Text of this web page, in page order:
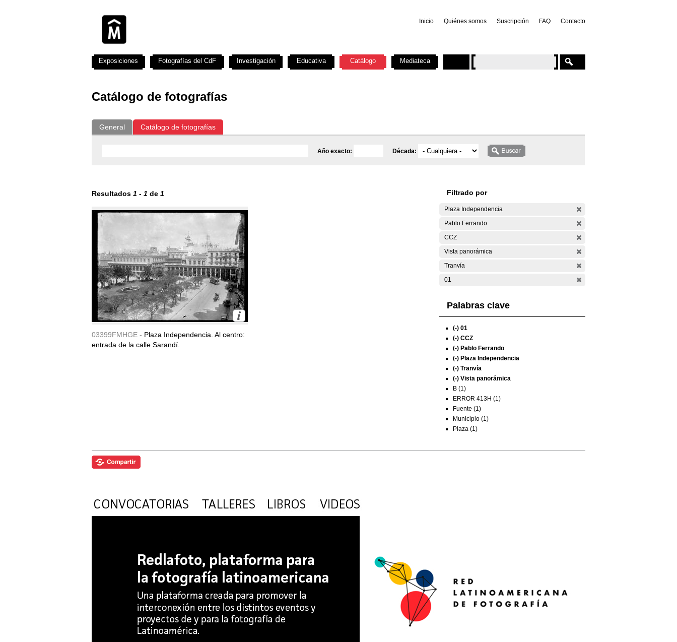
Inicio Quiénes somos Suscripción FAQ Contacto
Catálogo de fotografías
General Catálogo de fotografías
Año exacto: Década:
Resultados 1 - 1 de 1
03399FMHGE - Plaza Independencia. Al centro:
entrada de la calle Sarandí.
Filtrado por
Plaza Independencia
Pablo Ferrando
CCZ
Vista panorámica
Tranvía
01
Palabras clave
(-) 01
(-) CCZ
(-) Pablo Ferrando
(-) Plaza Independencia
(-) Tranvía
(-) Vista panorámica
B (1)
ERROR 413H (1)
Fuente (1)
Municipio (1)
Plaza (1)
Exposiciones Fotografías del CdF Investigación Educativa Catálogo Mediateca